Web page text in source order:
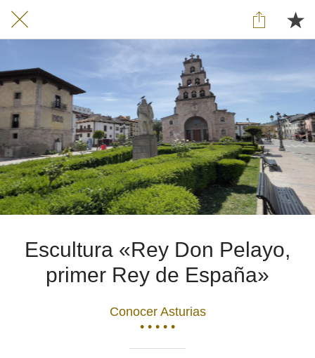
Escultura «Rey Don Pelayo,
primer Rey de España»
Conocer Asturias
• • • • •